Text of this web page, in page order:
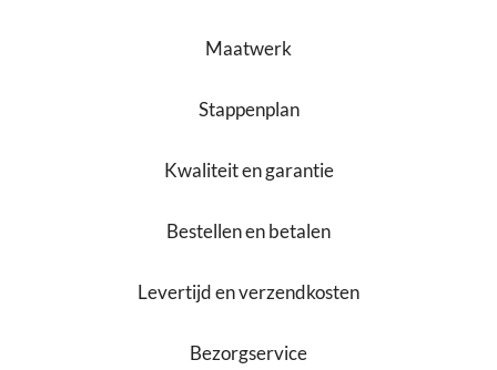
Maatwerk
Stappenplan
Kwaliteit en garantie
Bestellen en betalen
Levertijd en verzendkosten
Bezorgservice